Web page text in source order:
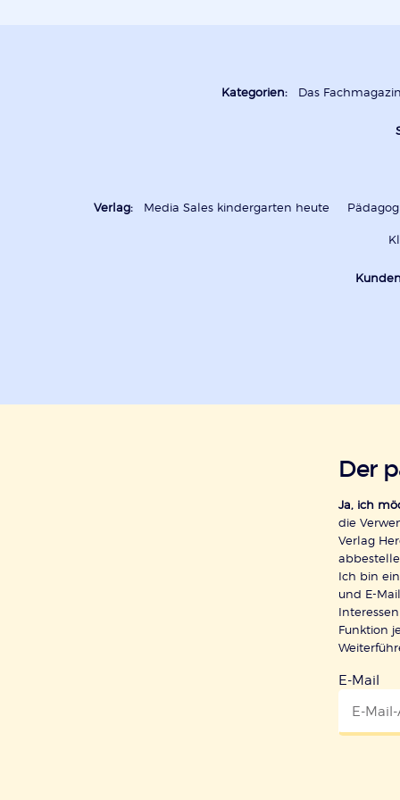
Kategorien: Das
Verlag: Media Sales kindergarten heute
Der
Ja, ich
die
Verlag
Ich bin
und E-
Funktion
E-Mail